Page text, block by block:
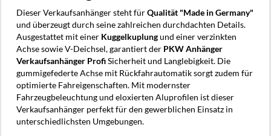
Dieser Verkaufsanhänger steht fürQualität "Made in Germany"
und überzeugt durch seine zahlreichen durchdachten Details.
Ausgestattet mit einer Kuggelkuplungund einer verzinkten
Achse sowie V-Deichsel, garantiert der PKW Anhänger
Verkaufsanhänger ProfiSicherheit und Langlebigkeit. Die
gummigefederte Achse mit Rückfahrautomatik sorgt zudem für
optimierte Fahreigenschaften. Mit modernster
Fahrzeugbeleuchtung und eloxierten Aluprofilen ist dieser
Verkaufsanhänger perfekt für den gewerblichen Einsatz in
unterschiedlichsten Umgebungen.